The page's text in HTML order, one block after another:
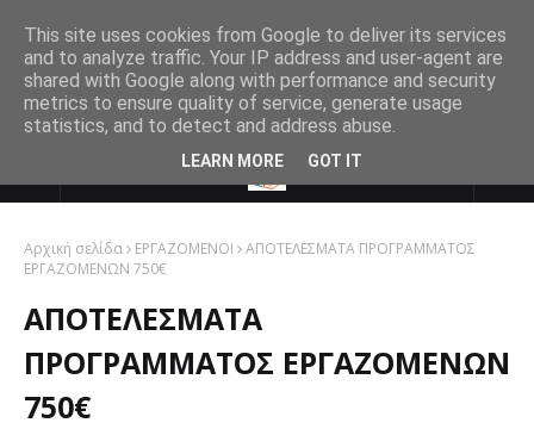
Αρχική σελίδα ΕΡΓΑΖΟΜΕΝΟΙ
ΑΠΟΤΕΛΕΣΜΑΤΑ ΠΡΟΓΡΑΜΜΑΤΟΣ
ΕΡΓΑΖΟΜΕΝΩΝ 750€
ΑΠΟΤΕΛΕΣΜΑΤΑ
ΠΡΟΓΡΑΜΜΑΤΟΣ ΕΡΓΑΖΟΜΕΝΩΝ
750€
This site uses cookies from Google to deliver its services
and to analyze traffic. Your IP address and user-agent are
shared with Google along with performance and security
metrics to ensure quality of service, generate usage
statistics, and to detect and address abuse.
LEARN MORE GOT IT